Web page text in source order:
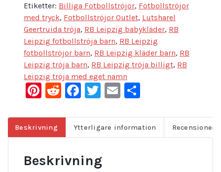
Etiketter: Billiga Fotbollströjor, Fotbollströjor
med tryck, Fotbollströjor Outlet, Lutsharel
Geertruida tröja, RB Leipzig babykläder, RB
Leipzig fotbollströja barn, RB Leipzig
fotbollströjor barn, RB Leipzig kläder barn, RB
Leipzig tröja barn, RB Leipzig tröja billigt, RB
Leipzig tröja med eget namn
Pinterest
Reddit
Facebook
Twitter
Email
Beskrivning Ytterligare information Recensioner
Beskrivning